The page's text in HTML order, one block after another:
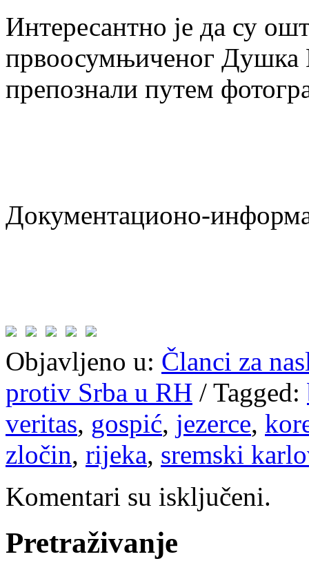
Интересантно је да су
првоосумњиченог Душка
препознали путем
Документационо-
Objavljeno u: Članci za
protiv Srba u RH / Tagged:
veritas, gospić, jezerce,
zločin, rijeka, sremski
Komentari su isključeni.
Pretraživanje